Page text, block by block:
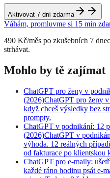
Aktivovat 7 dní zdarma
Váhám, promluvme si 15 min
490 Kč/měs po zkušebních 7
strhávat.
Mohlo by tě zajímat
ChatGPT pro ženy v
(2026)ChatGPT pro ženy
když chceš výsledky bez
prompty.
ChatGPT v podnikání: 12
(2026)ChatGPT v
výhoda. 12 reálných
od fakturace po klientskou
ChatGPT pro e-maily:
každé ráno hodinu psát e-